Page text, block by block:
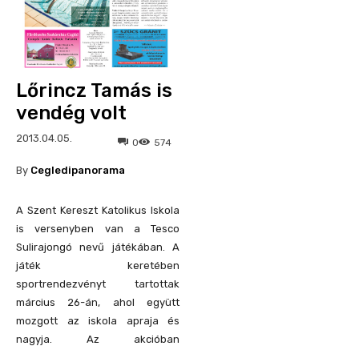
Lőrincz Tamás is
vendég volt
2013.04.05. 574
0
By Cegledipanorama
A Szent Kereszt Katolikus Iskola
is versenyben van a Tesco
Sulirajongó nevű játékában. A
játék keretében
sportrendezvényt tartottak
március 26-án, ahol együtt
mozgott az iskola apraja és
nagyja. Az akcióban